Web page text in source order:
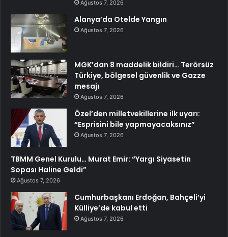
Ağustos 7, 2026
Alanya’da Otelde Yangın
Ağustos 7, 2026
MGK’dan 8 maddelik bildiri… Terörsüz
Türkiye, bölgesel güvenlik ve Gazze
mesajı
Ağustos 7, 2026
Özel’den milletvekillerine ilk uyarı:
“Esprisini bile yapmayacaksınız”
Ağustos 7, 2026
TBMM Genel Kurulu… Murat Emir: “Yargı Siyasetin
Sopası Haline Geldi”
Ağustos 7, 2026
Cumhurbaşkanı Erdoğan, Bahçeli’yi
Külliye’de kabul etti
Ağustos 7, 2026